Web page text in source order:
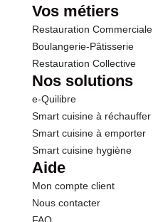
Vos métiers
Restauration Commerciale
Boulangerie-Pâtisserie
Restauration Collective
Nos solutions
e-Quilibre
Smart cuisine à réchauffer
Smart cuisine à emporter
Smart cuisine hygiène
Aide
Mon compte client
Nous contacter